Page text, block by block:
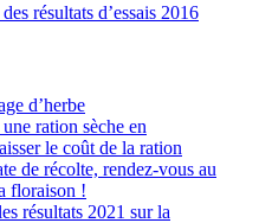
résultats d’essais 2016
d’herbe
ration sèche en
le coût de la ration
de récolte, rendez-vous au
floraison !
résultats 2021 sur la